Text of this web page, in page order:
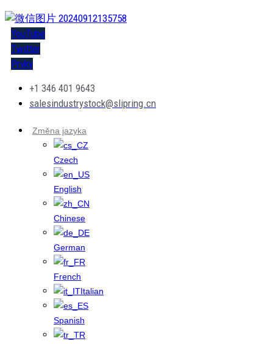
YouTube
Twitter
Prvky
+1 346 401 9643
salesindustrystock@slipring.cn
Změna jazyka
Czech
English
Chinese
German
French
Italian
Spanish